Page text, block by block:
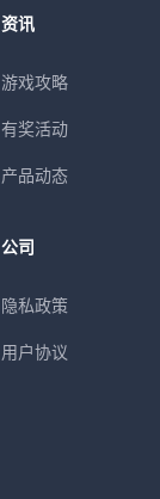
资讯
游戏攻略
有奖活动
产品动态
公司
隐私政策
用户协议